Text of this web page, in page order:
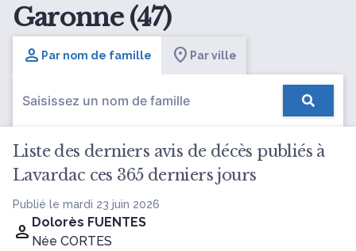
Garonne (47)
Par nom de famille Par ville
Liste des derniers avis de décès publiés à
Lavardac ces 365 derniers jours
Publié le mardi 23 juin 2026
Dolorès FUENTES
Née CORTES